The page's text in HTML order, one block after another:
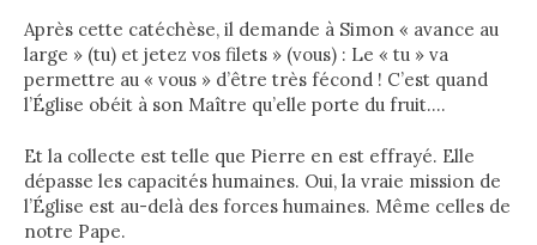
Après cette catéchèse, il demande à Simon « avance au
large » (tu) et jetez vos filets » (vous) : Le « tu » va
permettre au « vous » d’être très fécond ! C’est quand
l’Église obéit à son Maître qu’elle porte du fruit….
Et la collecte est telle que Pierre en est effrayé. Elle
dépasse les capacités humaines. Oui, la vraie mission de
l’Église est au-delà des forces humaines. Même celles de
notre Pape.